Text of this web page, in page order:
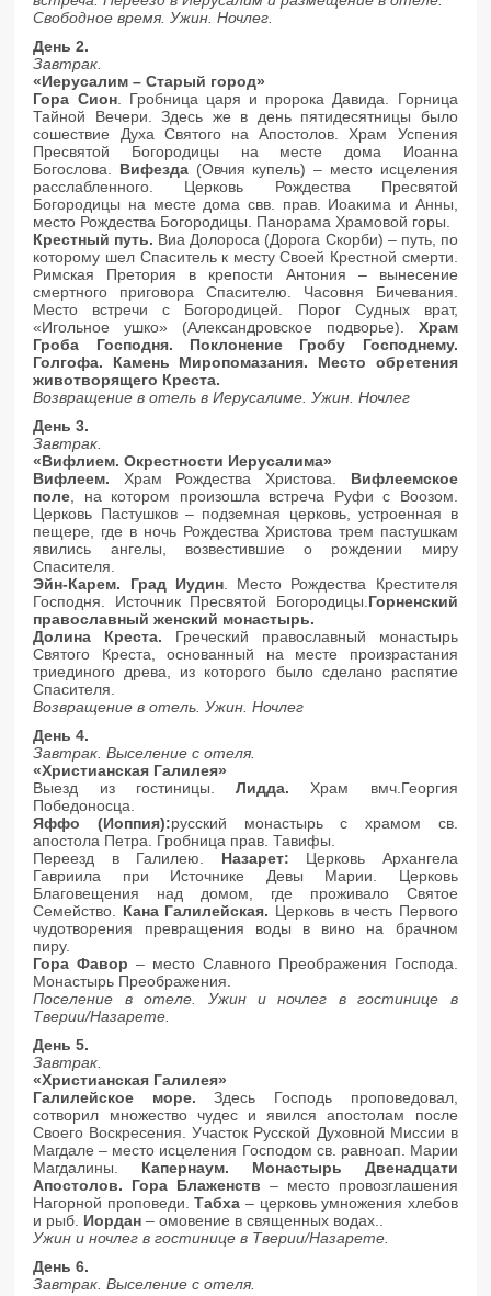
Свободное время. Ужин. Ночлег.
День 2.
Завтрак.
«Иерусалим – Старый город»
Гора Сион. Гробница царя и пророка Давида. Горница
Тайной Вечери. Здесь же в день пятидесятницы было
сошествие Духа Святого на Апостолов. Храм Успения
Пресвятой Богородицы на месте дома Иоанна
Богослова. Вифезда (Овчия купель) – место исцеления
расслабленного. Церковь Рождества Пресвятой
Богородицы на месте дома свв. прав. Иоакима и Анны,
место Рождества Богородицы. Панорама Храмовой горы.
Крестный путь. Виа Долороса (Дорога Скорби) – путь, по
которому шел Спаситель к месту Своей Крестной смерти.
Римская Претория в крепости Антония – вынесение
смертного приговора Спасителю. Часовня Бичевания.
Место встречи с Богородицей. Порог Судных врат,
«Игольное ушко» (Александровское подворье). Храм
Гроба Господня. Поклонение Гробу Господнему.
Голгофа. Камень Миропомазания. Место обретения
животворящего Креста.
Возвращение в отель в Иерусалиме. Ужин. Ночлег
День 3.
Завтрак.
«Вифлием. Окрестности Иерусалима»
Вифлеем. Храм Рождества Христова. Вифлеемское
поле , на котором произошла встреча Руфи с Воозом.
Церковь Пастушков – подземная церковь, устроенная в
пещере, где в ночь Рождества Христова трем пастушкам
явились ангелы, возвестившие о рождении миру
Спасителя.
Эйн-Карем. Град Иудин. Место Рождества Крестителя
Господня. Источник Пресвятой Богородицы. Горненский
православный женский монастырь.
Долина Креста. Греческий православный монастырь
Святого Креста, основанный на месте произрастания
триединого древа, из которого было сделано распятие
Спасителя.
Возвращение в отель. Ужин. Ночлег
День 4.
Завтрак. Выселение с отеля.
«Христианская Галилея»
Выезд из гостиницы.Лидда. Храм вмч.Георгия
Победоносца.
Яффо (Иоппия):русский монастырь с храмом св.
апостола Петра. Гробница прав. Тавифы.
Переезд в Галилею. Назарет: Церковь Архангела
Гавриила при Источнике Девы Марии. Церковь
Благовещения над домом, где проживало Святое
Семейство. Кана Галилейская. Церковь в честь Первого
чудотворения превращения воды в вино на брачном
пиру.
Гора Фавор – место Славного Преображения Господа.
Монастырь Преображения.
Поселение в отеле. Ужин и ночлег в гостинице в
Тверии/Назарете.
День 5.
Завтрак.
«Христианская Галилея»
Галилейское море. Здесь Господь проповедовал,
сотворил множество чудес и явился апостолам после
Своего Воскресения. Участок Русской Духовной Миссии в
Магдале – место исцеления Господом св. равноап. Марии
Магдалины. Капернаум. Монастырь Двенадцати
Апостолов. Гора Блаженств – место провозглашения
Нагорной проповеди.Табха – церковь умножения хлебов
и рыб. Иордан – омовение в священных водах..
Ужин и ночлег в гостинице в Тверии/Назарете.
День 6.
Завтрак. Выселение с отеля.